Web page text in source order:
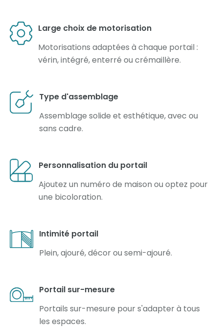
Large choix de motorisation
Motorisations adaptées à chaque portail :
vérin, intégré, enterré ou crémaillère.
Type d'assemblage
Assemblage solide et esthétique, avec ou
sans cadre.
Personnalisation du portail
Ajoutez un numéro de maison ou optez pour
une bicoloration.
Intimité portail
Plein, ajouré, décor ou semi-ajouré.
Portail sur-mesure
Portails sur-mesure pour s'adapter à tous
les espaces.